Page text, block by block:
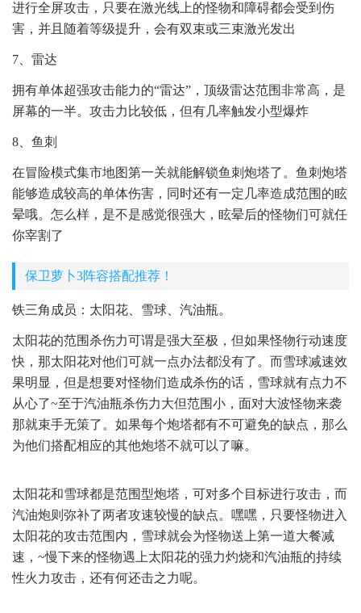
进行全屏攻击，只要在激光线上的怪物和障碍都会受到伤
害，并且随着等级提升，会有双束或三束激光发出
7、雷达
拥有单体超强攻击能力的“雷达”，顶级雷达范围非常高，是
屏幕的一半。攻击力比较低，但有几率触发小型爆炸
8、鱼刺
在冒险模式集市地图第一关就能解锁鱼刺炮塔了。鱼刺炮塔
能够造成较高的单体伤害，同时还有一定几率造成范围的眩
晕哦。怎么样，是不是感觉很强大，眩晕后的怪物们可就任
你宰割了
保卫萝卜3阵容搭配推荐！
铁三角成员：太阳花、雪球、汽油瓶。
太阳花的范围杀伤力可谓是强大至极，但如果怪物行动速度
快，那太阳花对他们可就一点办法都没有了。而雪球减速效
果明显，但是想要对怪物们造成杀伤的话，雪球就有点力不
从心了~至于汽油瓶杀伤力大但范围小，面对大波怪物来袭
那就束手无策了。如果每个炮塔都有不可避免的缺点，那么
为他们搭配相应的其他炮塔不就可以了嘛。
太阳花和雪球都是范围型炮塔，可对多个目标进行攻击，而
汽油炮则弥补了两者攻速较慢的缺点。嘿嘿，只要怪物进入
太阳花的攻击范围内，雪球就会为怪物送上第一道大餐减
速，~慢下来的怪物遇上太阳花的强力灼烧和汽油瓶的持续
性火力攻击，还有何还击之力呢。